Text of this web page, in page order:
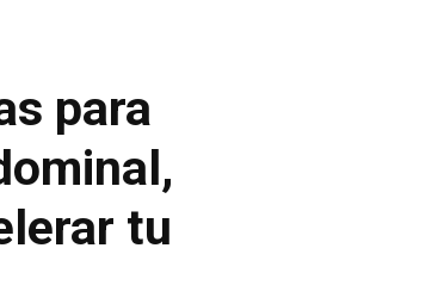
remover toxinas y...
para
tu